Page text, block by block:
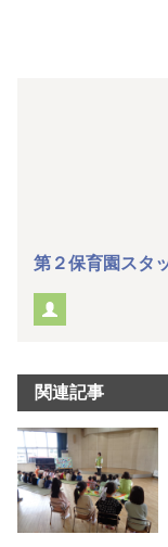
第２保育園スタ
関連記事